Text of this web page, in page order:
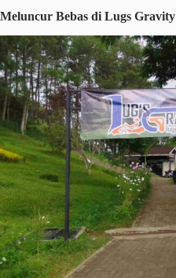
Meluncur Bebas di Lugs Gravity